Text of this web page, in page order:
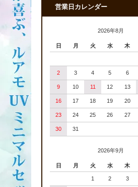
営業日カレンダー
2026年8月
日 月 火 水 木
2 3 4 5 6
9 10 11 12 13
16 17 18 19 20
23 24 25 26 27
30 31
2026年9月
日 月 火 水 木
1 2 3